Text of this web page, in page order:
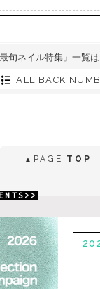
最旬ネイル特集」一覧
ALL BACK
▲ PAGE TOP